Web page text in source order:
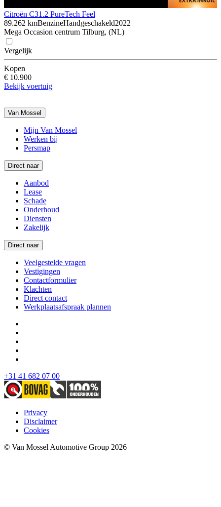
Citroën C31.2 PureTech Feel
89.262 kmBenzineHandgeschakeld2022
Mega Occasion centrum Tilburg, (NL)
Vergelijk
Kopen
€ 10.900
Bekijk voertuig
Van Mossel
Mijn Van Mossel
Werken bij
Persmap
Direct naar
Aanbod
Lease
Schade
Onderhoud
Diensten
Zakelijk
Direct naar
Veelgestelde vragen
Vestigingen
Contactformulier
Klachten
Direct contact
Werkplaatsafspraak plannen
+31 41 682 07 00
Privacy
Disclaimer
Cookies
© Van Mossel Automotive Group 2026